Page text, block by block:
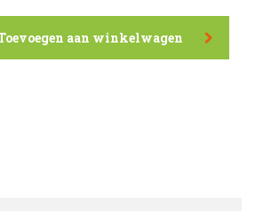
aan winkelwagen